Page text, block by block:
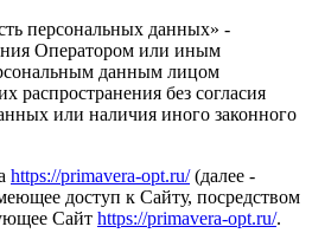
персональных данных» -
Оператором или иным
данным лицом
распространения без согласия
или наличия иного законного
https://primavera-opt.ru/(далее ‑
доступ к Сайту, посредством
Сайт https://primavera-opt.ru/.